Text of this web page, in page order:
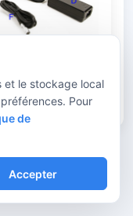
nm fabriqué
standards de
selon le lot. La
et le stockage local
Pour
de
Accepter